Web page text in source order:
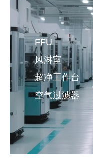
FFU
风淋室
超净工作台
空气过滤器